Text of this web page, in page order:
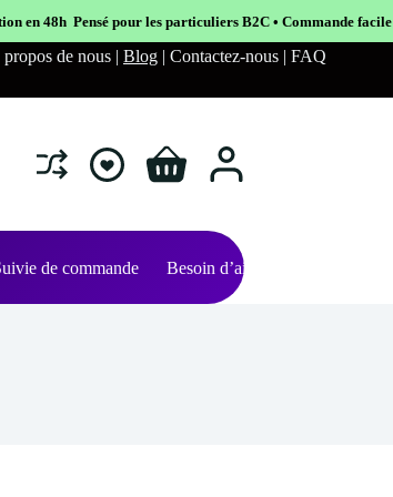
particuliers B2C • Commande facile et sécurisé
de nous | Blog | Contactez-nous | FAQ
Shopping
de commande Besoin d’aide ?